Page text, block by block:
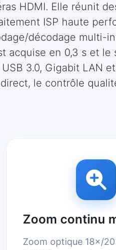
HDMI. Elle réunit
ISP haute
décodage multi-
acquise en 0,3 s et
3.0, Gigabit LAN
direct, le contrôle
Zoom continu
Zoom optique 18×/